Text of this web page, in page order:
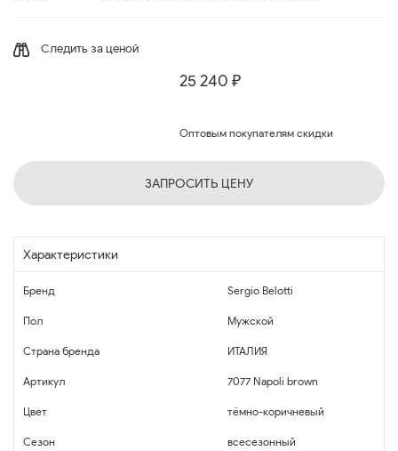
Следить за ценой
25 240 ₽
Оптовым покупателям скидки
ЗАПРОСИТЬ ЦЕНУ
Характеристики
Бренд Sergio Belotti
Пол Мужской
Страна бренда ИТАЛИЯ
Артикул 7077 Napoli brown
Цвет тёмно-коричневый
Сезон всесезонный